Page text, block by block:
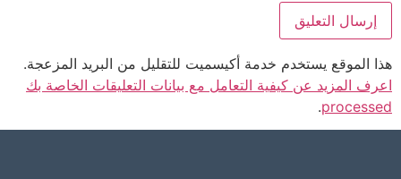
هذا الموقع يستخدم خدمة أكيسميت للتقليل من البريد المزعجة.
اعرف المزيد عن كيفية التعامل مع بيانات التعليقات الخاصة بك
processed
.